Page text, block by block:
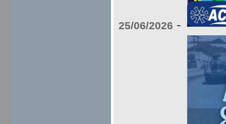
25/06/2026 -